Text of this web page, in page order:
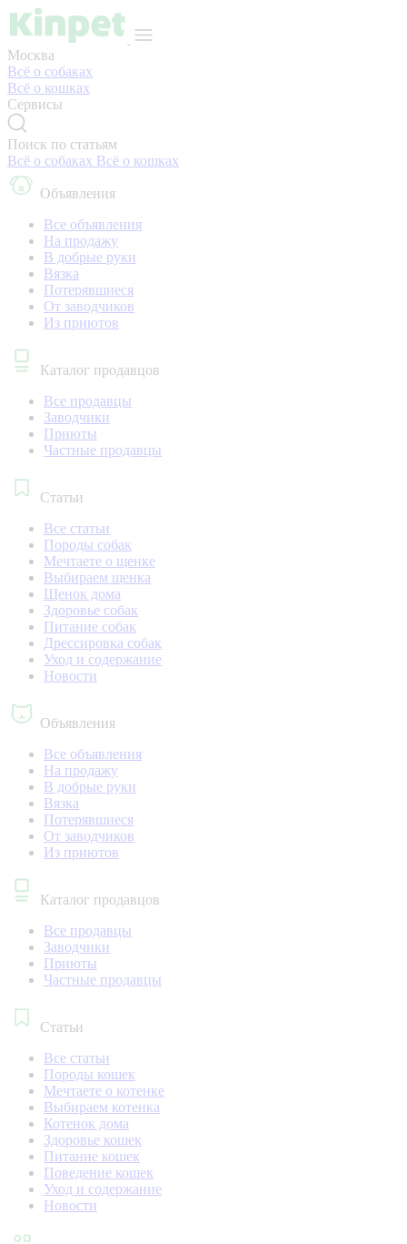
Москва
Всё о собаках
Всё о кошках
Сервисы
Поиск по статьям
Всё о собаках Всё о кошках
Объявления
Все объявления
На продажу
В добрые руки
Вязка
Потерявшиеся
От заводчиков
Из приютов
Каталог продавцов
Все продавцы
Заводчики
Приюты
Частные продавцы
Статьи
Все статьи
Породы собак
Мечтаете о щенке
Выбираем щенка
Щенок дома
Здоровье собак
Питание собак
Дрессировка собак
Уход и содержание
Новости
Объявления
Все объявления
На продажу
В добрые руки
Вязка
Потерявшиеся
От заводчиков
Из приютов
Каталог продавцов
Все продавцы
Заводчики
Приюты
Частные продавцы
Статьи
Все статьи
Породы кошек
Мечтаете о котенке
Выбираем котенка
Котенок дома
Здоровье кошек
Питание кошек
Поведение кошек
Уход и содержание
Новости